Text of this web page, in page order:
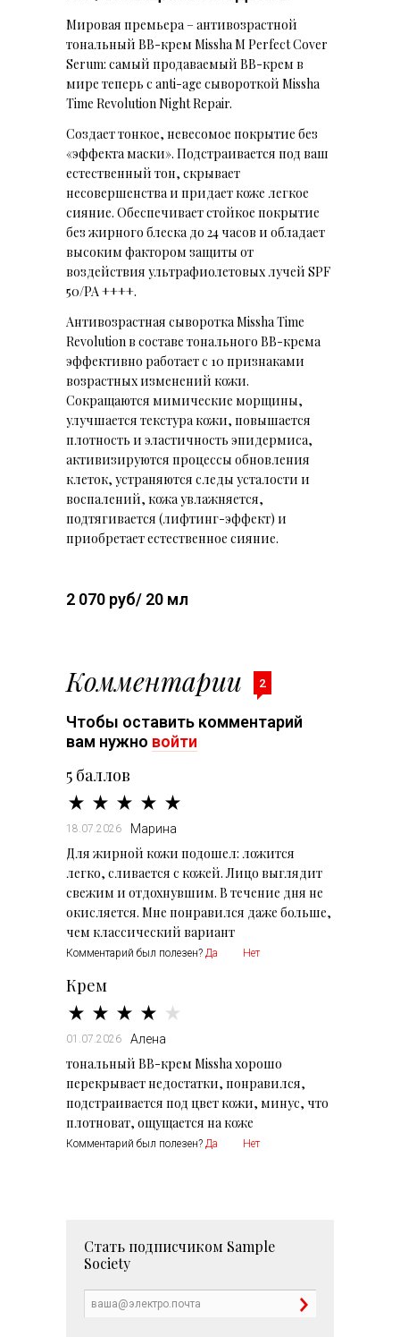
Мировая премьера – антивозрастной
тональный BB-крем Missha M Perfect Cover
Serum: самый продаваемый BB-крем в
мире теперь с anti-age сывороткой Missha
Time Revolution Night Repair.
Создает тонкое, невесомое покрытие без
«эффекта маски». Подстраивается под ваш
естественный тон, скрывает
несовершенства и придает коже легкое
сияние. Обеспечивает стойкое покрытие
без жирного блеска до 24 часов и обладает
высоким фактором защиты от
воздействия ультрафиолетовых лучей SPF
50/PA ++++.
Антивозрастная сыворотка Missha Time
Revolution в составе тонального BB-крема
эффективно работает с 10 признаками
возрастных изменений кожи.
Сокращаются мимические морщины,
улучшается текстура кожи, повышается
плотность и эластичность эпидермиса,
активизируются процессы обновления
клеток, устраняются следы усталости и
воспалений, кожа увлажняется,
подтягивается (лифтинг-эффект) и
приобретает естественное сияние.
2 070 руб/ 20 мл
Комментарии 2
Чтобы оставить комментарий
вам нужно войти
5 баллов
18.07.2026 Марина
Для жирной кожи подошел: ложится
легко, сливается с кожей. Лицо выглядит
свежим и отдохнувшим. В течение дня не
окисляется. Мне понравился даже больше,
чем классический вариант
Комментарий был полезен? Да Нет
Крем
01.07.2026 Алена
тональный BB-крем Missha хорошо
перекрывает недостатки, понравился,
подстраивается под цвет кожи, минус, что
плотноват, ощущается на коже
Комментарий был полезен? Да Нет
Стать подписчиком Sample
Society